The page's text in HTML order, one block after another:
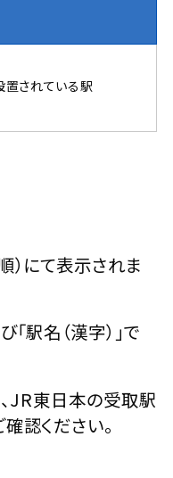
置されている駅
）にて表示されま
「駅名（漢字）」で
JR東日本の受取駅
認ください。